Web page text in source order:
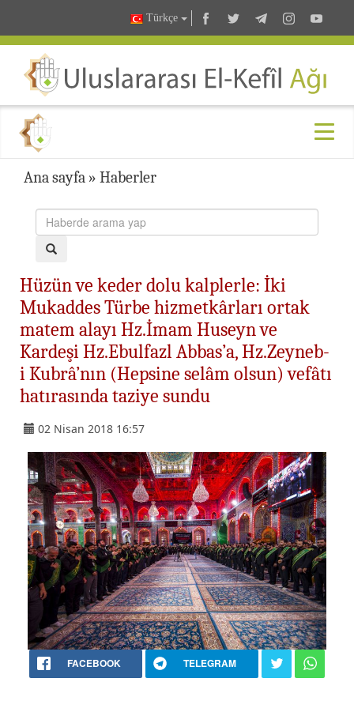
Türkçe
Ana sayfa » Haberler
Hüzün ve keder dolu kalplerle: İki
Mukaddes Türbe hizmetkârları ortak
matem alayı Hz.İmam Huseyn ve
Kardeşi Hz.Ebulfazl Abbas’a, Hz.Zeyneb-
i Kubrâ’nın (Hepsine selâm olsun) vefâtı
hatırasında taziye sundu
02 Nisan 2018 16:57
FACEBOOK TELEGRAM